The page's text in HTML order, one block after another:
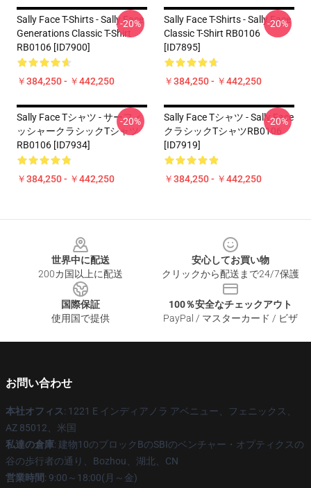
Sally Face T-Shirts - Sally Face
Generations Classic T-Shirt
RB0106 [ID7900]
￥384,250 - ￥442,250
-20%
Sally Face T-Shirts - Sally Face
Classic T-Shirt RB0106
[ID7895]
￥384,250 - ￥442,250
-20%
Sally Face Tシャツ - サーフィ
ッシャークラシックTシャツ
RB0106 [ID7934]
￥384,250 - ￥442,250
-20%
Sally Face Tシャツ - Sally Face
クラシックTシャツRB0106
[ID7919]
￥384,250 - ￥442,250
-20%
世界中に配送
200カ国以上に配送
安心してお買い物
クリックから配送まで24/7保護
国際保証
使用国で提供
100％安全なチェックアウト
PayPal / マスターカード / ビザ
お問い合わせ
本社オフィス: 1221 E インディアノラ アベニュー、フェニックス、
AZ 85012、米国
私達の倉庫: 建物10のブロックBのSBIのベンチャー・オプティクスの
谷の歩行者の通り、Bozhou、湖北、CN
営業時間: 9:00～18:00(月～金)